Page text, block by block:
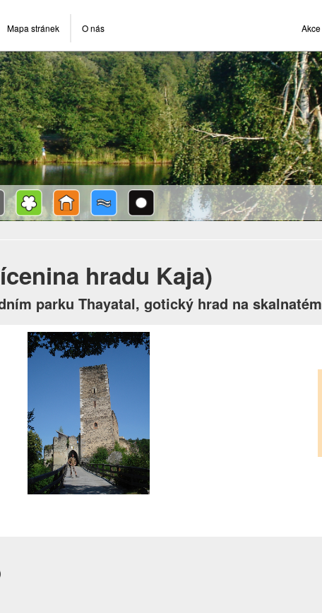
Mapa stránek O nás Akce
hradu Kaja)
parku Thayatal, gotický hrad na skalnatém